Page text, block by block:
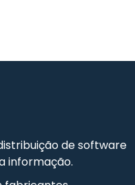
de software
informação.